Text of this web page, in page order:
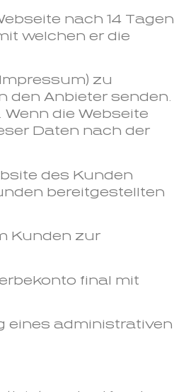
nach 14 Tagen
welchen er die
zu
den Anbieter senden.
die Webseite
Daten nach der
des Kunden
bereitgestellten
Kunden zur
final mit
eines administrativen